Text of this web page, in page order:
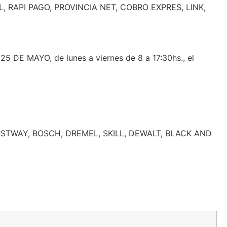
PAGO, PROVINCIA NET, COBRO EXPRES, LINK,
DE MAYO, de lunes a viernes de 8 a 17:30hs., el
BOSCH, DREMEL, SKILL, DEWALT, BLACK AND